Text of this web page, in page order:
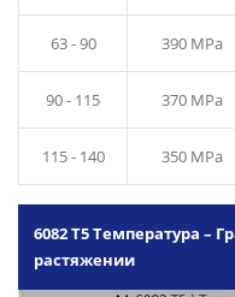
63 - 90 390 MPa
90 - 115 370 MPa
115 - 140 350 MPa
6082 T5 Температура –
растяжении